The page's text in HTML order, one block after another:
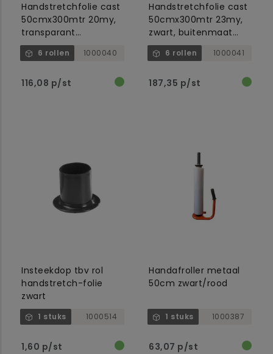
Handstretchfolie cast
50cmx300mtr 20my,
transparant
buitenmaat 6cm,
binnen 5cm
6 rollen 1000040
116,08 p/st
Handstretchfolie cast
50cmx300mtr 23my,
zwart, buitenmaat
6cm, binnen 5cm
6 rollen 1000041
187,35 p/st
Insteekdop tbv rol
handstretch-folie
zwart
1 stuks 1000514
1,60 p/st
Handafroller metaal
50cm zwart/rood
1 stuks 1000387
63,07 p/st